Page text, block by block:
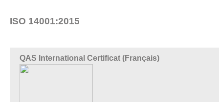
ISO 14001:2015
QAS International Certificat (Français)